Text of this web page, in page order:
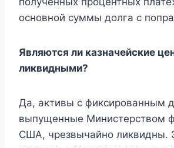
основной суммы долга с
Являются ли казначейские
ликвидными?
Да, активы с фиксированным
выпущенные Министерством
США, чрезвычайно ликвидны.